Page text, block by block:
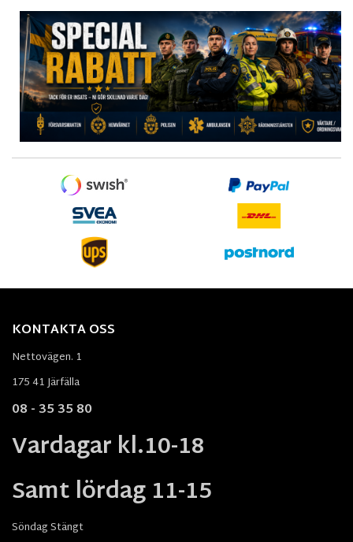
KONTAKTA OSS
Nettovägen. 1
175 41 Järfälla
08 - 35 35 80
Vardagar kl.10-18
Samt lördag 11-15
Söndag Stängt